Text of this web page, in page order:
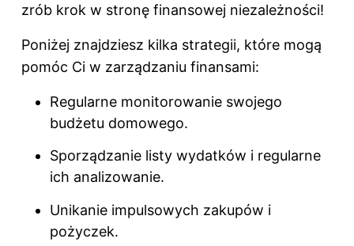
zrób krok w stronę finansowej niezależności!
Poniżej znajdziesz kilka strategii, które mogą
pomóc Ci w zarządzaniu finansami:
Regularne monitorowanie swojego
budżetu domowego.
Sporządzanie listy wydatków i regularne
ich analizowanie.
Unikanie impulsowych zakupów i
pożyczek.